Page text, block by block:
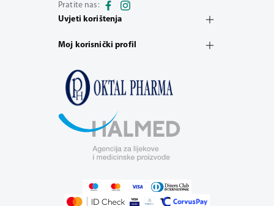
Pratite nas:
Uvjeti korištenja
Moj korisnički profil